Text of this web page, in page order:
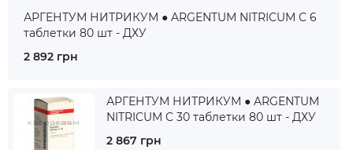
АРГЕНТУМ НИТРИКУМ ● ARGENTUM NITRICUM C 6
таблетки 80 шт - ДХУ
2 892 грн
АРГЕНТУМ НИТРИКУМ ● ARGENTUM
NITRICUM C 30 таблетки 80 шт - ДХУ
2 867 грн